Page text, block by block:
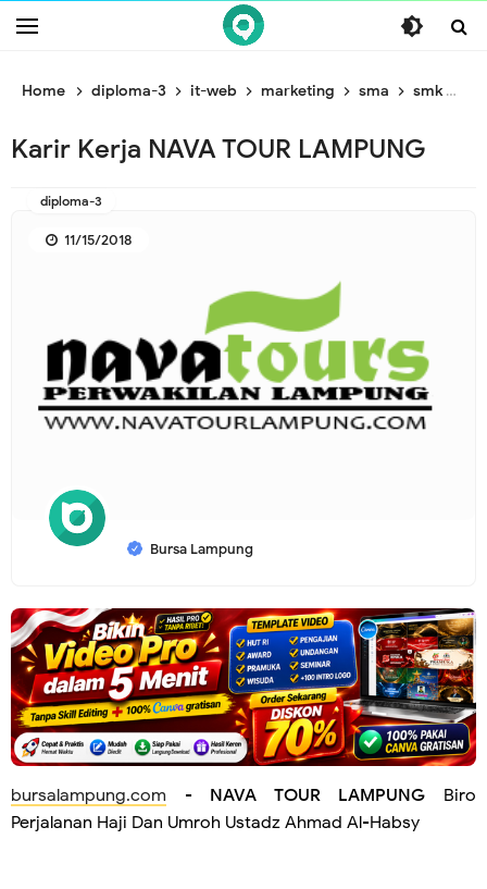
/* ganti br end */
Home diploma-3 it-web marketing sma smk
Karir Kerja NAVA TOUR LAMPUNG
diploma-3
Bursa Lampung
11/15/2018
bursalampung.com - NAVA TOUR LAMPUNG Biro
Perjalanan Haji Dan Umroh Ustadz Ahmad Al-Habsy